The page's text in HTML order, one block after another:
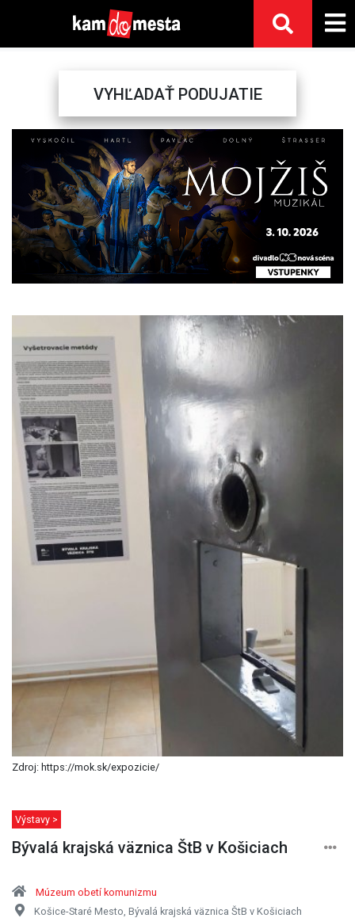
VYHĽADAŤ PODUJATIE
Previous
Zdroj: https://mok.sk/expozicie/
Výstavy >
Bývalá krajská väznica ŠtB v Košiciach
Múzeum obetí komunizmu
Košice-Staré Mesto, Bývalá krajská väznica ŠtB v Košiciach